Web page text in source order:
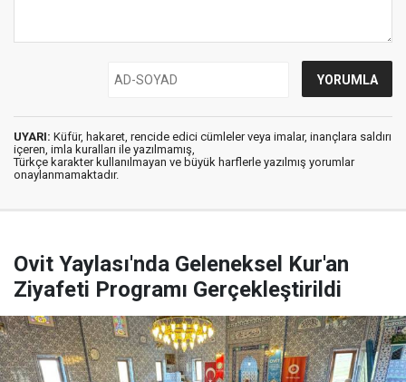
UYARI: Küfür, hakaret, rencide edici cümleler veya imalar, inançlara saldırı
içeren, imla kuralları ile yazılmamış,
Türkçe karakter kullanılmayan ve büyük harflerle yazılmış yorumlar
onaylanmamaktadır.
Ovit Yaylası'nda Geleneksel Kur'an
Ziyafeti Programı Gerçekleştirildi